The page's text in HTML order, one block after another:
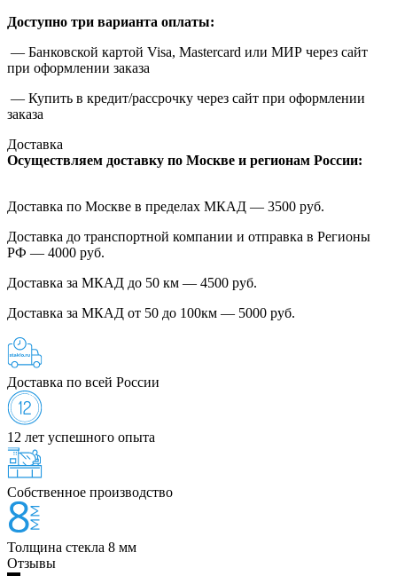
Доступно три варианта оплаты:
— Банковской картой Visa, Mastercard или МИР через сайт
при оформлении заказа
— Купить в кредит/рассрочку через сайт при оформлении
заказа
Доставка
Осуществляем доставку по Москве и регионам России:
Доставка по Москве в пределах МКАД — 3500 руб.
Доставка до транспортной компании и отправка в Регионы
РФ — 4000 руб.
Доставка за МКАД до 50 км — 4500 руб.
Доставка за МКАД от 50 до 100км — 5000 руб.
Доставка по всей России
12 лет успешного опыта
Собственное производство
Толщина стекла 8 мм
Отзывы